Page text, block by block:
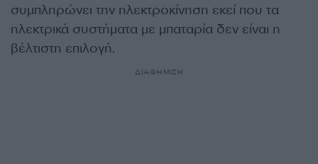
συμπληρώνει την ηλεκτροκίνηση εκεί που τα
ηλεκτρικά συστήματα με μπαταρία δεν είναι η
βέλτιστη επιλογή.
ΔΙΑΦΗΜΙΣΗ